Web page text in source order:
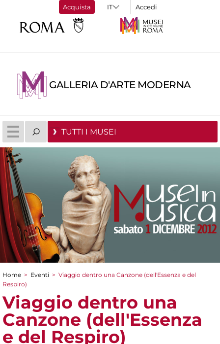
Acquista Accedi
GALLERIA D'ARTE MODERNA
TUTTI I MUSEI
Tu sei qui
Home > Eventi > Viaggio dentro una Canzone (dell'Essenza e del
Respiro)
Viaggio dentro una
Canzone (dell'Essenza
e del Respiro)